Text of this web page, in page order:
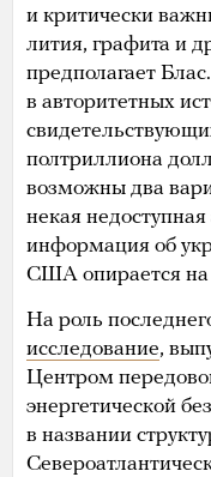
и критически
лития, графита и
предполагает
в авторитетных
полтриллиона
возможны два
некая
информация об
США опирается на
На роль
исследование,
Центром
энергетической
в названии